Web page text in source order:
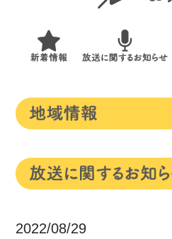
2022/08/29